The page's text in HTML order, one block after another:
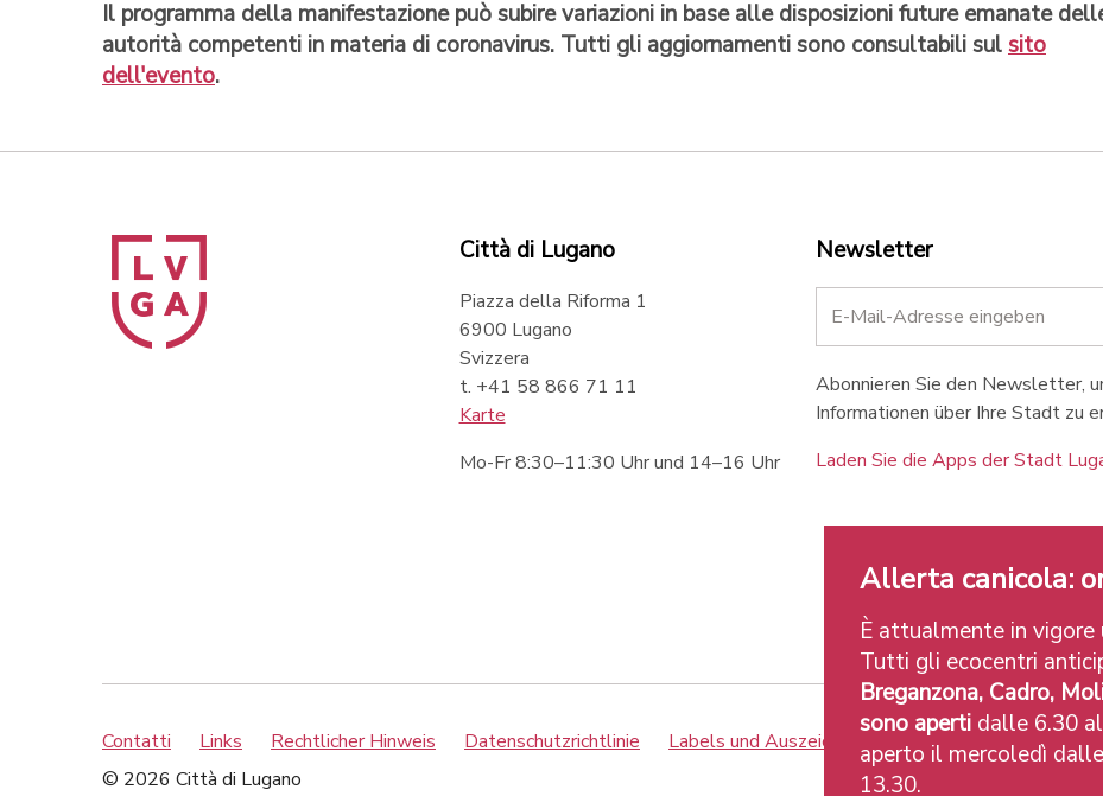
Il programma della manifestazione può subire variazioni in base alle disposizioni future emanate
autorità competenti in materia di coronavirus. Tutti gli aggiornamenti sono consultabili sulsito
dell'evento.
Città di Lugano
Piazza della Riforma 1
6900 Lugano
Svizzera
t. +41 58 866 71 11
Karte
Mo-Fr 8:30–11:30 Uhr und 14–16 Uhr
Newsletter
Abonnieren Sie den Newsletter,
Informationen über Ihre Stadt zu
Laden Sie die Apps der Stadt
Contatti Links Rechtlicher Hinweis Datenschutzrichtlinie Labels und Auszeichnungen
Credits
© 2026 Città di Lugano
Allerta canicola:
È attualmente in
Tutti gli ecocentri
Breganzona, Cadro,
sono aperti dalle 6.30
aperto il mercoledì
13.30.